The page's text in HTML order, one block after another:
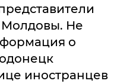
Не
о
иностранцев